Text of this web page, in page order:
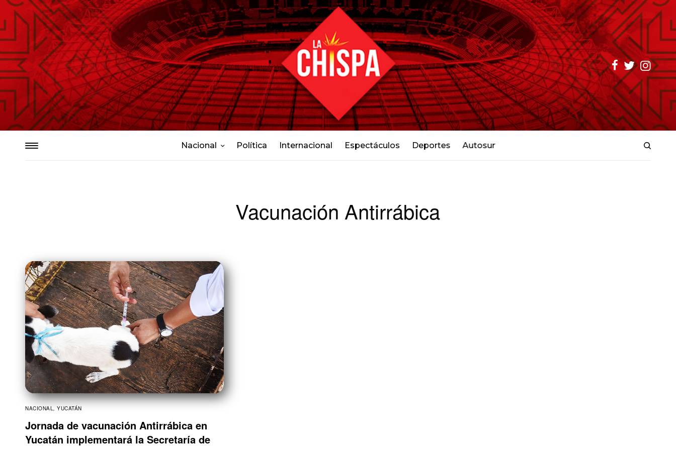
Nacional Política Internacional Espectáculos Deportes Autosur
Vacunación Antirrábica
NACIONAL, YUCATÁN
Jornada de vacunación Antirrábica en
Yucatán implementará la Secretaría de